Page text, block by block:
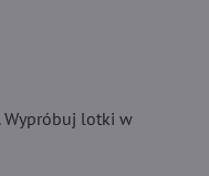
Wypróbuj lotki w